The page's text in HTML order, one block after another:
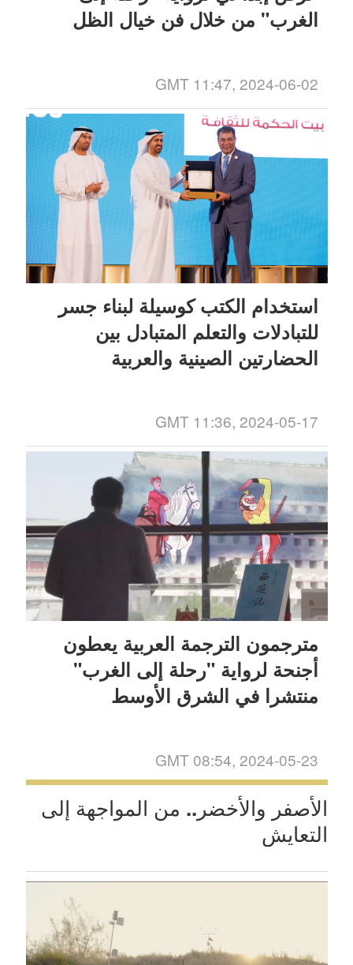
الغرب" من خلال فن خيال الظل
GMT 11:47, 2024-06-02
استخدام الكتب كوسيلة لبناء جسر
للتبادلات والتعلم المتبادل بين
الحضارتين الصينية والعربية
GMT 11:36, 2024-05-17
مترجمون الترجمة العربية يعطون
أجنحة لرواية "رحلة إلى الغرب"
منتشرا في الشرق الأوسط
GMT 08:54, 2024-05-23
الأصفر والأخضر.. من المواجهة إلى
التعايش